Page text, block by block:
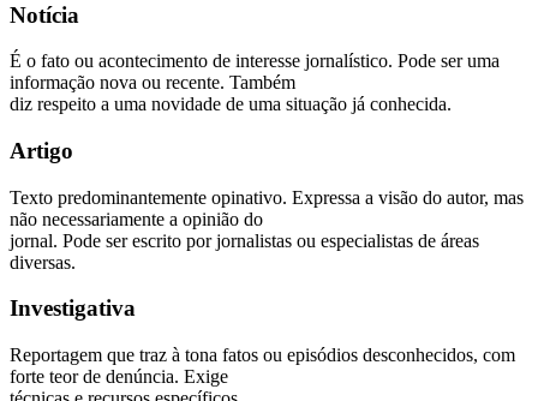
Notícia
É o fato ou acontecimento de interesse jornalístico. Pode ser uma
informação nova ou recente. Também
diz respeito a uma novidade de uma situação já conhecida.
Artigo
Texto predominantemente opinativo. Expressa a visão do autor, mas
não necessariamente a opinião do
jornal. Pode ser escrito por jornalistas ou especialistas de áreas
diversas.
Investigativa
Reportagem que traz à tona fatos ou episódios desconhecidos, com
forte teor de denúncia. Exige